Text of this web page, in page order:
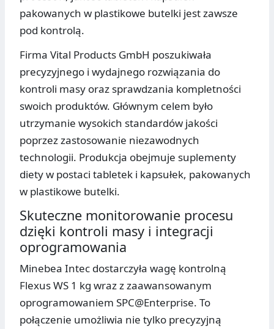
pakowanych w plastikowe butelki jest zawsze
pod kontrolą.
Firma Vital Products GmbH poszukiwała
precyzyjnego i wydajnego rozwiązania do
kontroli masy oraz sprawdzania kompletności
swoich produktów. Głównym celem było
utrzymanie wysokich standardów jakości
poprzez zastosowanie niezawodnych
technologii. Produkcja obejmuje suplementy
diety w postaci tabletek i kapsułek, pakowanych
w plastikowe butelki.
Skuteczne monitorowanie procesu
dzięki kontroli masy i integracji
oprogramowania
Minebea Intec dostarczyła wagę kontrolną
Flexus WS 1 kg wraz z zaawansowanym
oprogramowaniem SPC@Enterprise. To
połączenie umożliwia nie tylko precyzyjną